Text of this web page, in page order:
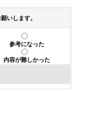
いします。
参考になった
内容が難しかった